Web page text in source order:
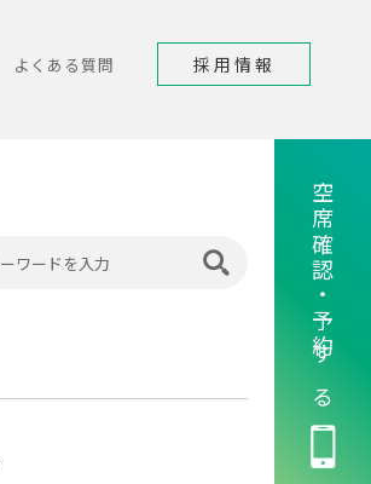
よくある質問 採用情報
空席確認・予約する